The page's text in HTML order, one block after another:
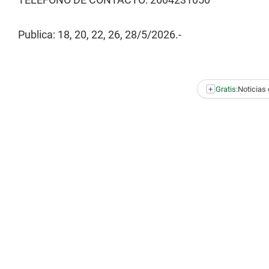
Publica: 18, 20, 22, 26, 28/5/2026.-
+ Gratis:Noticias